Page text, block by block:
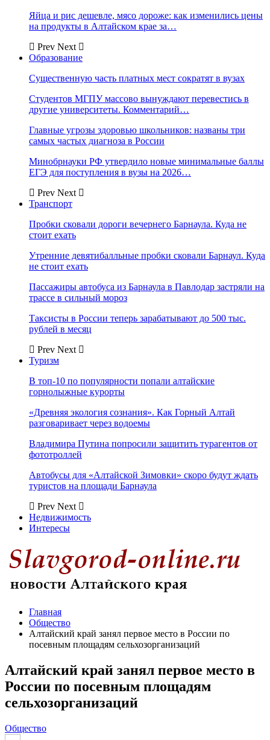
Яйца и рис дешевле, мясо дороже: как изменились цены
на продукты в Алтайском крае за…
Prev Next
Образование
Существенную часть платных мест сократят в вузах
Студентов МГПУ массово вынуждают перевестись в
другие университеты. Комментарий…
Главные угрозы здоровью школьников: названы три
самых частых диагноза в России
Минобрнауки РФ утвердило новые минимальные баллы
ЕГЭ для поступления в вузы на 2026…
Prev Next
Транспорт
Пробки сковали дороги вечернего Барнаула. Куда не
стоит ехать
Утренние девятибалльные пробки сковали Барнаул. Куда
не стоит ехать
Пассажиры автобуса из Барнаула в Павлодар застряли на
трассе в сильный мороз
Таксисты в России теперь зарабатывают до 500 тыс.
рублей в месяц
Prev Next
Туризм
В топ-10 по популярности попали алтайские
горнолыжные курорты
«Древняя экология сознания». Как Горный Алтай
разговаривает через водоемы
Владимира Путина попросили защитить турагентов от
фототроллей
Автобусы для «Алтайской Зимовки» скоро будут ждать
туристов на площади Барнаула
Prev Next
Недвижимость
Интересы
Главная
Общество
Алтайский край занял первое место в России по
посевным площадям сельхозорганизаций
Алтайский край занял первое место в
России по посевным площадям
сельхозорганизаций
Общество